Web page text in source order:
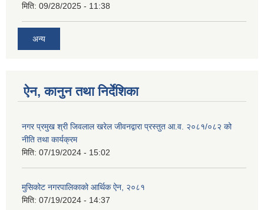
मिति: 09/28/2025 - 11:38
अन्य
ऐन, कानुन तथा निर्देशिका
नगर प्रमुख श्री जिवलाल खरेल जीवनद्वारा प्रस्तुत आ.व. २०८१/०८२ को
नीति तथा कार्यक्रम
मिति: 07/19/2024 - 15:02
मुसिकोट नगरपालिकाको आर्थिक ऐन, २०८१
मिति: 07/19/2024 - 14:37